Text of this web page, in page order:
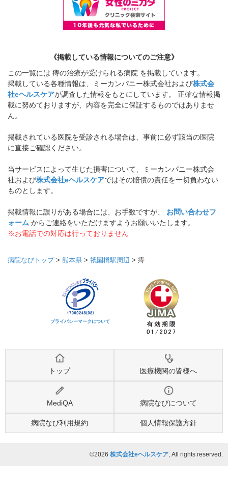
《掲載している情報についてのご注意》
この一覧には 痔の治療が受けられる病院 を掲載しています。
掲載している各種情報は、ミーカンパニー株式会社および株式会
社eヘルスケアが調査した情報をもとにしています。 正確な情報掲
載に努めておりますが、内容を完全に保証するものではありませ
ん。
掲載されている医院を受診される場合は、事前に必ず該当の医院
に直接ご確認ください。
当サービスによって生じた損害について、ミーカンパニー株式会
社および株式会社eヘルスケアではその賠償の責任を一切負わない
ものとします。
掲載情報に誤りがある場合には、お手数ですが、 お問い合わせフ
ォーム からご連絡をいただけますようお願いいたします。
※お電話での対応は行っておりません
病院なびトップ> 熊本県 > 祇園橋駅周辺 > 痔
プライバシーマークについて
トップ 医療機関の皆様へ
MediQA 病院なびについて
病院なび利用規約 個人情報保護方針
©2026 株式会社eヘルスケア, All rights reserved.